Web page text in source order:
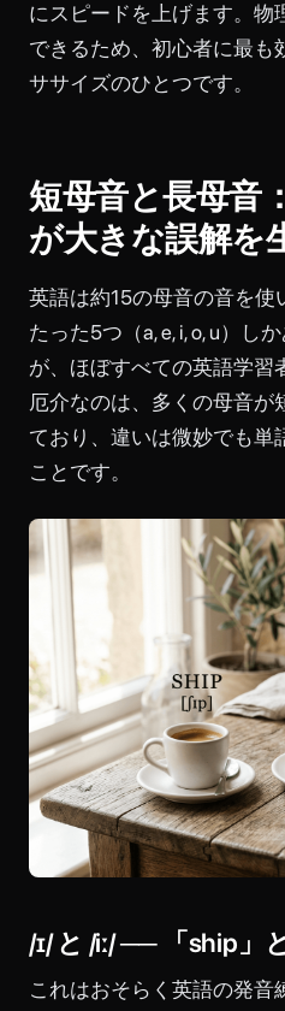
にスピードを上げます。物
できるため、初心者に最も
ササイズのひとつです。
短母音と長母音
が大きな誤解を
英語は約15の母音の音を使
たった5つ（a, e, i, o, u）し
が、ほぼすべての英語学習
厄介なのは、多くの母音が
ており、違いは微妙でも単
ことです。
/ɪ/ と /iː/ ── 「ship」
これはおそらく英語の発音